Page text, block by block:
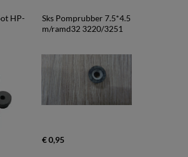
HP-
Sks Pomprubber 7.5*4.5
m/ramd32 3220/3251
€ 0,95